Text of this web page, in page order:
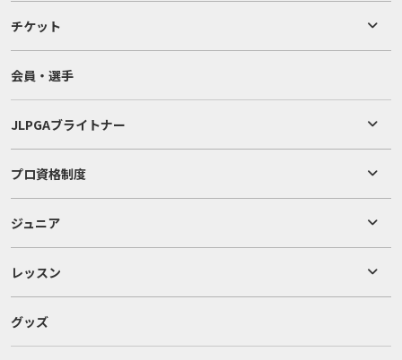
チケット
会員・選手
JLPGAブライトナー
プロ資格制度
ジュニア
レッスン
グッズ